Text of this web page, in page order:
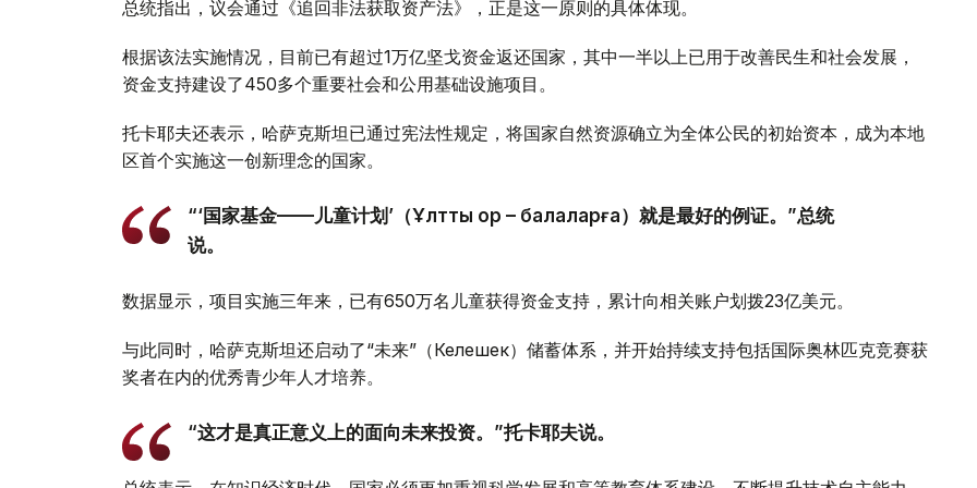
总统指出，议会通过《追回非法获取资产法》，正是这一原则的具体体现。
根据该法实施情况，目前已有超过1万亿坚戈资金返还国家，其中一半以上已用于改善民生和社会发展，
资金支持建设了450多个重要社会和公用基础设施项目。
托卡耶夫还表示，哈萨克斯坦已通过宪法性规定，将国家自然资源确立为全体公民的初始资本，成为本地
区首个实施这一创新理念的国家。
“‘国家基金——儿童计划’（Ұлттық қор – балаларға）就是最好的例证。”总统
说。
数据显示，项目实施三年来，已有650万名儿童获得资金支持，累计向相关账户划拨23亿美元。
与此同时，哈萨克斯坦还启动了“未来”（Келешек）储蓄体系，并开始持续支持包括国际奥林匹克竞赛获
奖者在内的优秀青少年人才培养。
“这才是真正意义上的面向未来投资。”托卡耶夫说。